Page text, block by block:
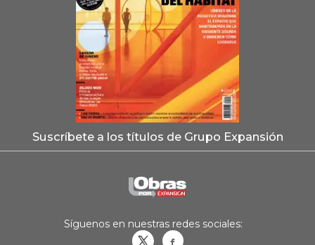
Suscríbete a los títulos de Grupo Expansión
Síguenos en nuestras redes sociales: